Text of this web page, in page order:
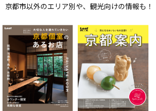
京都市以外のエリア別や、観光向けの情報も！